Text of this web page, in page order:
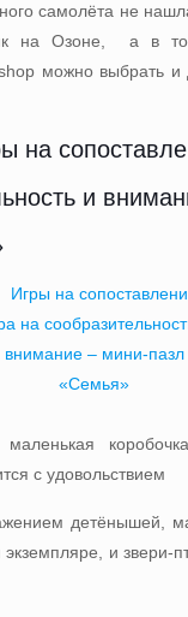
самолёта не
на Озоне , а в
можно выбрать
на
и
с удовольствием
детёнышей,
и звери-